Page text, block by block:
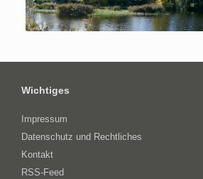
Wichtiges
Impressum
Datenschutz und Rechtliches
Kontakt
RSS-Feed